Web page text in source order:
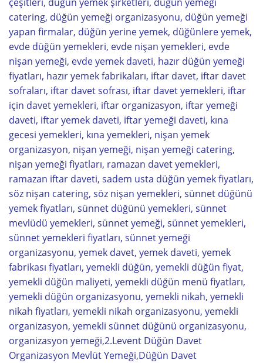
catering, düğün yemeği organizasyonu, düğün yemeği
yapan firmalar, düğün yerine yemek, düğünlere yemek,
evde düğün yemekleri, evde nişan yemekleri, evde
nişan yemeği, evde yemek daveti, hazır düğün yemeği
fiyatları, hazır yemek fabrikaları, iftar davet, iftar davet
sofraları, iftar davet sofrası, iftar davet yemekleri, iftar
için davet yemekleri, iftar organizasyon, iftar yemeği
daveti, iftar yemek daveti, iftar yemeği daveti, kına
gecesi yemekleri, kına yemekleri, nişan yemek
organizasyon, nişan yemeği, nişan yemeği catering,
nişan yemeği fiyatları, ramazan davet yemekleri,
ramazan iftar daveti, sadem usta düğün yemek fiyatları,
söz nişan catering, söz nişan yemekleri, sünnet düğünü
yemek fiyatları, sünnet düğünü yemekleri, sünnet
mevlüdü yemekleri, sünnet yemeği, sünnet yemekleri,
sünnet yemekleri fiyatları, sünnet yemeği
organizasyonu, yemek davet, yemek daveti, yemek
fabrikası fiyatları, yemekli düğün, yemekli düğün fiyat,
yemekli düğün maliyeti, yemekli düğün menü fiyatları,
yemekli düğün organizasyonu, yemekli nikah, yemekli
nikah fiyatları, yemekli nikah organizasyonu, yemekli
organizasyon, yemekli sünnet düğünü organizasyonu,
organizasyon yemeği,2.Levent Düğün Davet
Organizasyon Mevlüt Yemeği,Düğün Davet